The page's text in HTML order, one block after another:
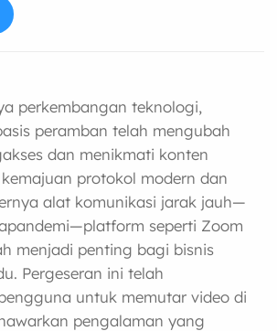
perkembangan teknologi,
peramban telah mengubah
dan menikmati konten
protokol modern dan
alat komunikasi jarak jauh—
seperti Zoom
menjadi penting bagi bisnis
Pergeseran ini telah
untuk memutar video di
pengalaman yang